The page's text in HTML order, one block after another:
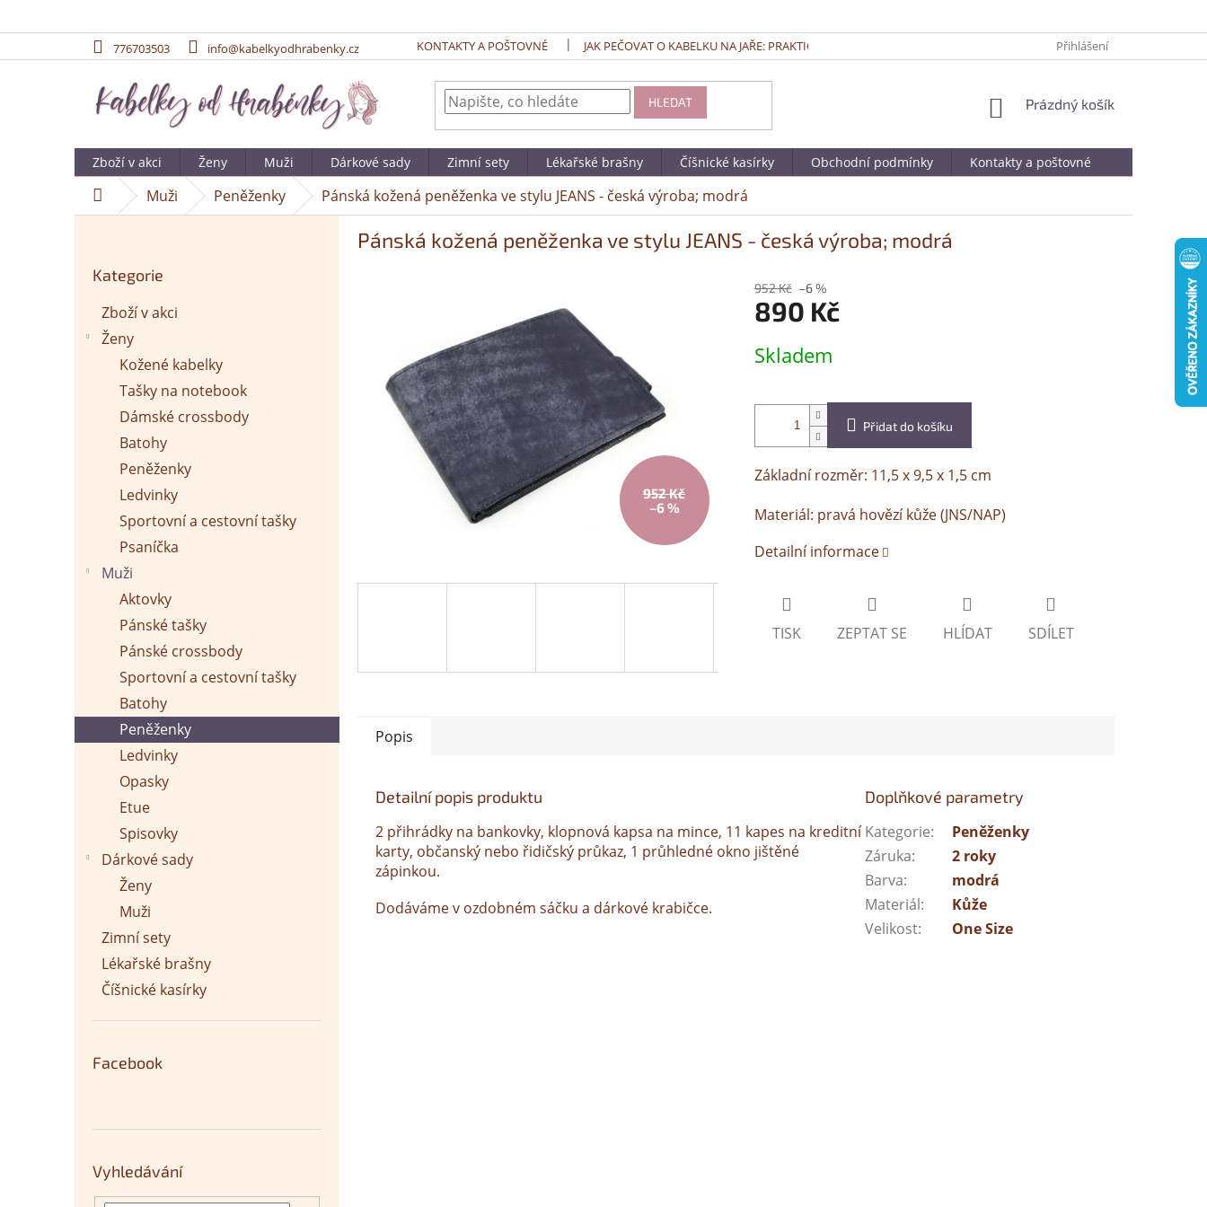
776703503 info@kabelkyodhrabenky.cz KONTAKTY A POŠTOVNÉ JAK PEČOVAT O KABELKU NA JAŘE: PRAKTICKÉ TIPY PRO DELŠÍ ŽIVOTNOST VAŠÍ OBLÍBENÉ KABELKY
Přihlášení
HLEDAT
NÁKUPNÍ
Prázdný košík
Zboží v akci Ženy Muži Dárkové sady Zimní sety Lékařské brašny Číšnické kasírky Obchodní podmínky Kontakty a poštovné
DomůMuži Peněženky Pánská kožená peněženka ve stylu JEANS - česká výroba; modrá
kategorie
Kategorie
Zboží v akci
Ženy
Kožené kabelky
Tašky na notebook
Dámské crossbody
Batohy
Peněženky
Ledvinky
Sportovní a cestovní tašky
Psaníčka
Muži
Aktovky
Pánské tašky
Pánské crossbody
Sportovní a cestovní tašky
Batohy
Peněženky
Ledvinky
Opasky
Etue
Spisovky
Dárkové sady
Ženy
Muži
Zimní sety
Lékařské brašny
Číšnické kasírky
Facebook
Vyhledávání
Pánská kožená peněženka ve stylu JEANS - česká výroba; modrá
952 Kč
–6 %
952 Kč –6 %
890 Kč
cena:
Skladem
Přidat do košíku
Základní rozměr: 11,5 x 9,5 x 1,5 cm
Materiál: pravá hovězí kůže (JNS/NAP)
Detailní informace
TISK ZEPTAT SE HLÍDAT SDÍLET
Popis
Detailní popis produktu
2 přihrádky na bankovky, klopnová kapsa na mince, 11 kapes na kreditní
karty, občanský nebo řidičský průkaz, 1 průhledné okno jištěné
zápinkou.
Dodáváme v ozdobném sáčku a dárkové krabičce.
Doplňkové parametry
Kategorie:
Peněženky
Záruka:
2 roky
Barva:
modrá
Materiál:
Kůže
Velikost: One Size